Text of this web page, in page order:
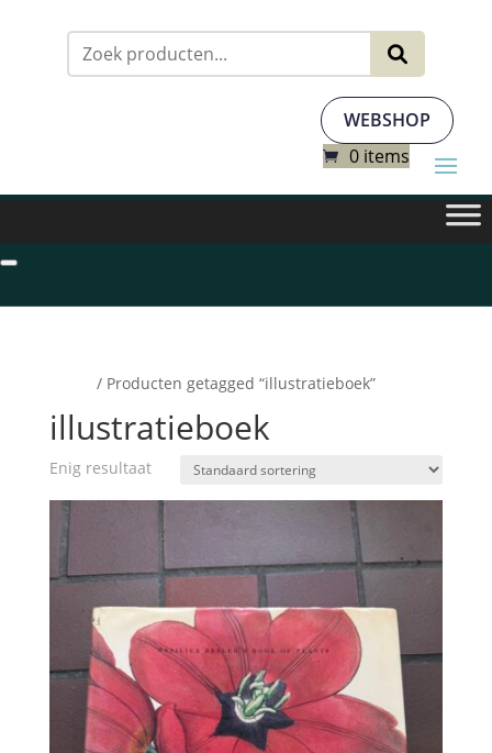
WEBSHOP
0 items
/ Producten getagged “illustratieboek”
illustratieboek
Enig resultaat